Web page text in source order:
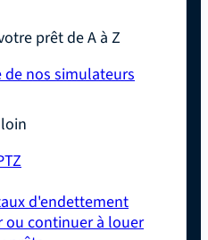
prêt de A à Z
nos simulateurs
d'endettement
ou continuer à louer